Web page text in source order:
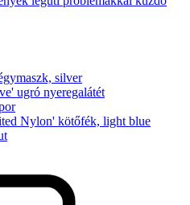
silver
ugró nyeregalátét
Nylon' kötőfék, light blue